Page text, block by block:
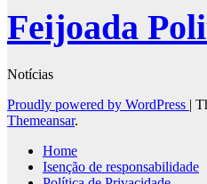
Feijoada
Notícias
Proudly powered by WordPress |
Themeansar.
Home
Isenção de responsabilidade